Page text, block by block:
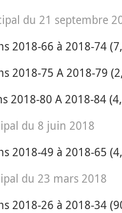
du 21 septembre
2018-66 à 2018-74
2018-75 A 2018-79
2018-80 A 2018-84
du 8 juin 2018
2018-49 à 2018-65
du 23 mars 2018
2018-26 à 2018-34